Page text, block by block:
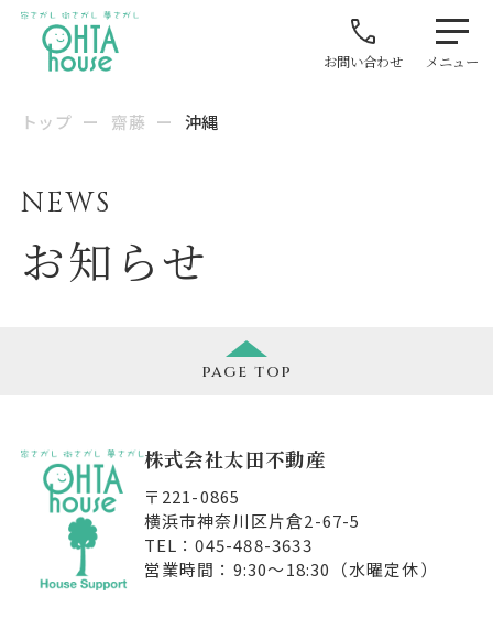
お問い合わせ メニュー
トップ ー 齋藤 ー 沖縄
NEWS
お知らせ
page top
株式会社太田不動産
〒221-0865
横浜市神奈川区片倉2-67-5
TEL：045-488-3633
営業時間：9:30〜18:30（水曜定休）